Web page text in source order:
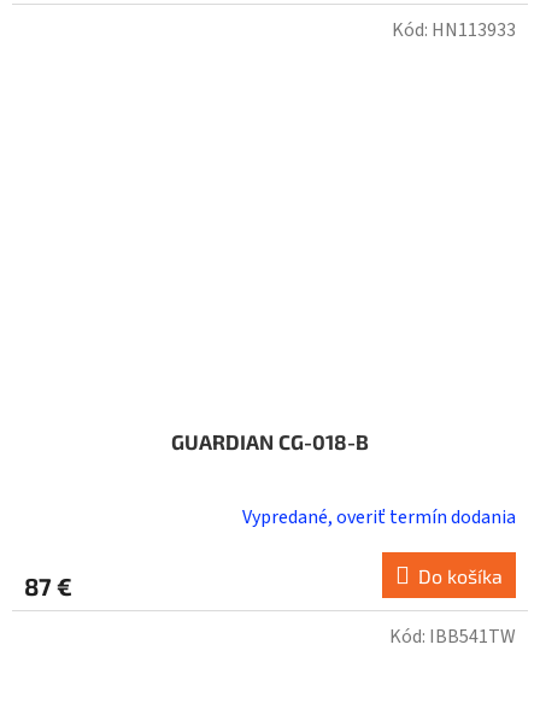
GUARDIAN CG-018-B
Vypredané, overiť termín dodania
87 € Do košíka
Kód: HN113933
Kód: IBB541TW